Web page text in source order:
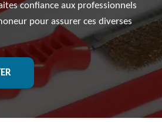
confiance aux professionnels
pour assurer ces diverses